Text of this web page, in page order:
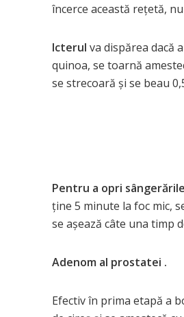
încerce această rețetă,
Icterul va dispărea dacă
quinoa, se toarnă
se strecoară și se beau
Pentru a opri
ține 5 minute la foc mic,
se așează câte una timp
Adenom al prostatei .
Efectiv în prima etapă a